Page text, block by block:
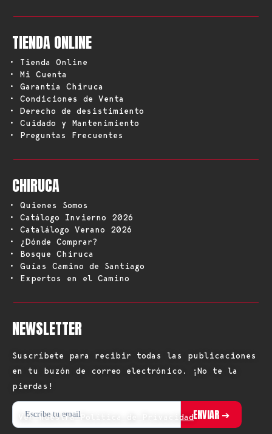
TIENDA ONLINE
• Tienda Online
• Mi Cuenta
• Garantía Chiruca
• Condiciones de Venta
• Derecho de desistimiento
• Cuidado y Mantenimiento
• Preguntas Frecuentes
CHIRUCA
• Quienes Somos
• Catálogo Invierno 2026
• Catalálogo Verano 2026
• ¿Dónde Comprar?
• Bosque Chiruca
• Guías Camino de Santiago
• Expertos en el Camino
NEWSLETTER
Suscríbete para recibir todas las publicaciones
en tu buzón de correo electrónico. ¡No te la
pierdas!
Ver nuestra Política de Privacidad